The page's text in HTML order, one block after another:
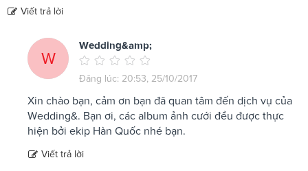
Viết trả lời
W
Wedding&amp;
Đăng lúc: 20:53, 25/10/2017
Xin chào bạn, cảm ơn bạn đã quan tâm đến dịch vụ của
Wedding&. Bạn ơi, các album ảnh cưới đều được thực
hiện bởi ekip Hàn Quốc nhé bạn.
Viết trả lời